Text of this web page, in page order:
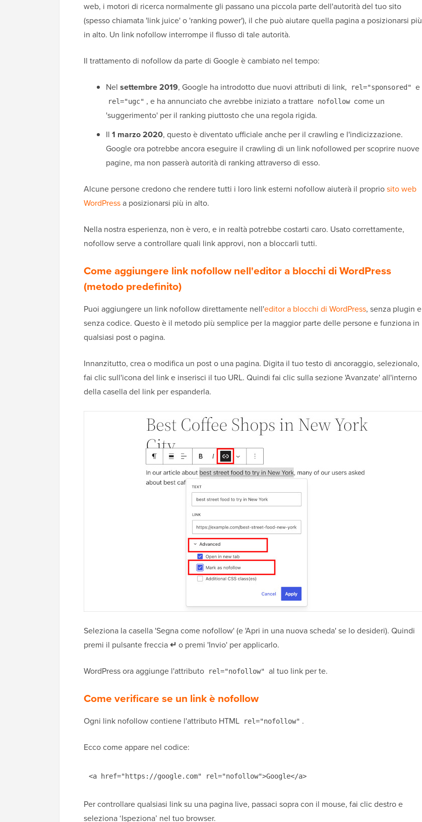
web, i motori di ricerca normalmente gli passano una piccola parte dell'autorità del tuo sito
(spesso chiamata 'link juice' o 'ranking power'), il che può aiutare quella pagina a posizionarsi più
in alto. Un link nofollow interrompe il flusso di tale autorità.
Il trattamento di nofollow da parte di Google è cambiato nel tempo:
Nel settembre 2019, Google ha introdotto due nuovi attributi di link, rel="sponsored" e
rel="ugc" , e ha annunciato che avrebbe iniziato a trattare nofollow come un
'suggerimento' per il ranking piuttosto che una regola rigida.
Il 1 marzo 2020, questo è diventato ufficiale anche per il crawling e l'indicizzazione.
Google ora potrebbe ancora eseguire il crawling di un link nofollowed per scoprire nuove
pagine, ma non passerà autorità di ranking attraverso di esso.
Alcune persone credono che rendere tutti i loro link esterni nofollow aiuterà il propriosito web
WordPressa posizionarsi più in alto.
Nella nostra esperienza, non è vero, e in realtà potrebbe costarti caro. Usato correttamente,
nofollow serve a controllare quali link approvi, non a bloccarli tutti.
Come aggiungere link nofollow nell'editor a blocchi di WordPress
(metodo predefinito)
Puoi aggiungere un link nofollow direttamente nell'editor a blocchi di WordPress, senza plugin e
senza codice. Questo è il metodo più semplice per la maggior parte delle persone e funziona in
qualsiasi post o pagina.
Innanzitutto, crea o modifica un post o una pagina. Digita il tuo testo di ancoraggio, selezionalo,
fai clic sull'icona del link e inserisci il tuo URL. Quindi fai clic sulla sezione 'Avanzate' all'interno
della casella del link per espanderla.
Seleziona la casella 'Segna come nofollow' (e 'Apri in una nuova scheda' se lo desideri). Quindi
premi il pulsante freccia↵ o premi 'Invio' per applicarlo.
WordPress ora aggiunge l'attributo rel="nofollow" al tuo link per te.
Come verificare se un link è nofollow
Ogni link nofollow contiene l'attributo HTML rel="nofollow" .
Ecco come appare nel codice:
<a href="https://google.com" rel="nofollow">Google</a>
Per controllare qualsiasi link su una pagina live, passaci sopra con il mouse, fai clic destro e
seleziona ‘Ispeziona’ nel tuo browser.